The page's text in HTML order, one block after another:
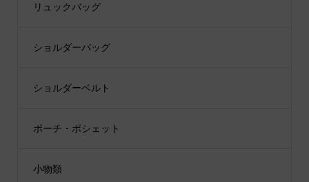
リュックバッグ
ショルダーバッグ
ショルダーベルト
ポーチ・ポシェット
小物類